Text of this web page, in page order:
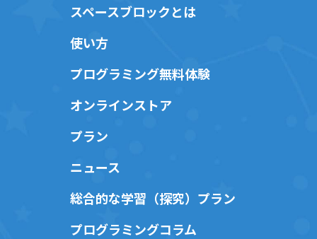
スペースブロックとは
使い方
プログラミング無料体験
オンラインストア
プラン
ニュース
総合的な学習（探究）プラン
プログラミングコラム